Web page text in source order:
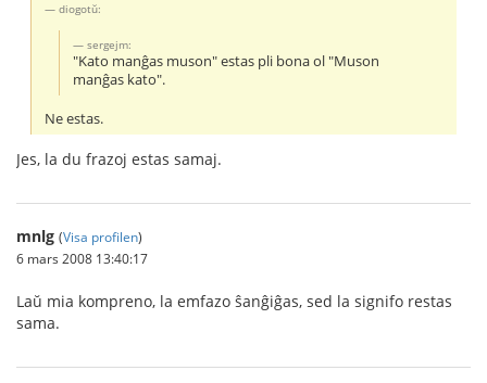
diogotŭ:
sergejm:
"Kato manĝas muson" estas pli bona ol "Muson
manĝas kato".
Ne estas.
Jes, la du frazoj estas samaj.
mnlg (Visa profilen)
6 mars 2008 13:40:17
Laŭ mia kompreno, la emfazo ŝanĝiĝas, sed la signifo restas
sama.